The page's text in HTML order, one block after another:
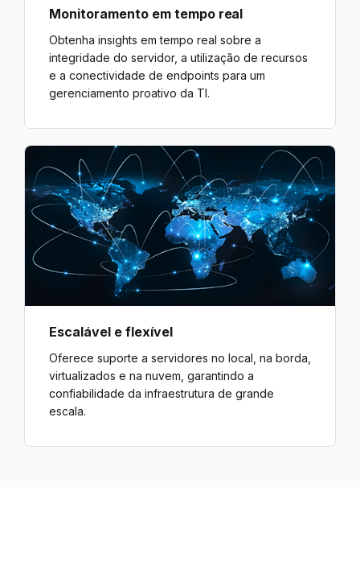
Monitoramento em tempo real
Obtenha insights em tempo real sobre a
integridade do servidor, a utilização de recursos
e a conectividade de endpoints para um
gerenciamento proativo da TI.
Escalável e flexível
Oferece suporte a servidores no local, na borda,
virtualizados e na nuvem, garantindo a
confiabilidade da infraestrutura de grande
escala.